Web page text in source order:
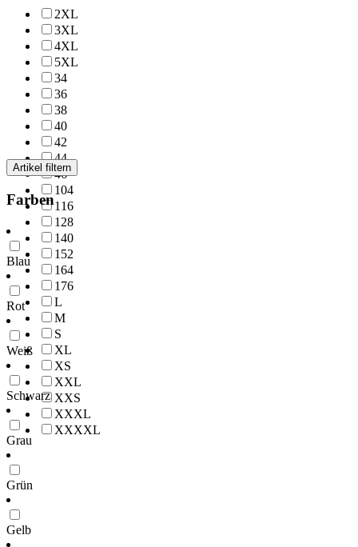
2XL
3XL
4XL
5XL
34
36
38
40
42
44
46
104
116
128
140
152
164
176
L
M
S
XL
XS
XXL
XXS
XXXL
XXXXL
Artikel filtern
Farben
Blau
Rot
Weiß
Schwarz
Grau
Grün
Gelb